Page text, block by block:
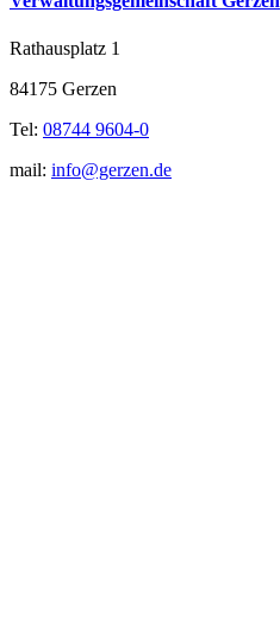
Rathausplatz 1
84175 Gerzen
Tel: 08744 9604-0
mail: info@gerzen.de